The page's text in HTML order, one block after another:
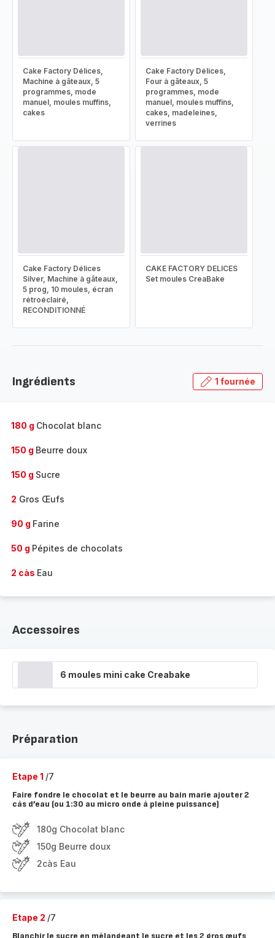
Cake Factory Délices,
Machine à gâteaux, 5
programmes, mode
manuel, moules muffins,
cakes
Cake Factory Délices,
Four à gâteaux, 5
programmes, mode
manuel, moules muffins,
cakes, madeleines,
verrines
Cake Factory Délices
Silver, Machine à gâteaux,
5 prog, 10 moules, écran
rétroéclairé,
RECONDITIONNÉ
CAKE FACTORY DELICES
Set moules CreaBake
Ingrédients 1 fournée
180 g Chocolat blanc
150 g Beurre doux
150 g Sucre
2 Gros Œufs
90 g Farine
50 g Pépites de chocolats
2 càs Eau
Accessoires
6 moules mini cake Creabake
Préparation
Etape 1 /7
Faire fondre le chocolat et le beurre au bain marie ajouter 2
càs d’eau (ou 1:30 au micro onde à pleine puissance)
180g Chocolat blanc
150g Beurre doux
2càs Eau
Etape 2 /7
Blanchir le sucre en mélangeant le sucre et les 2 gros œufs